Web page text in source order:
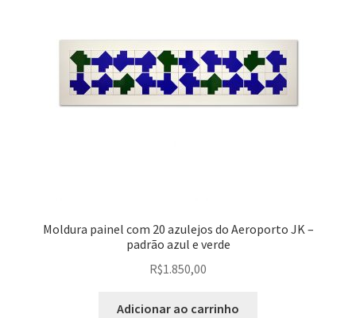
Moldura painel com 20 azulejos do Aeroporto JK –
padrão azul e verde
R$1.850,00
Adicionar ao carrinho